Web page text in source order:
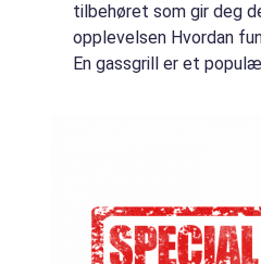
tilbehøret som gir deg
opplevelsen Hvordan
En gassgrill er et